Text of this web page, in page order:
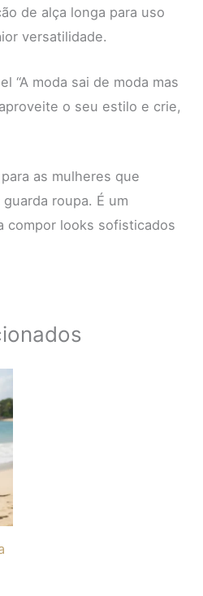
de alça longa para uso
versatilidade.
“A moda sai de moda mas
o seu estilo e crie,
as mulheres que
roupa. É um
compor looks sofisticados